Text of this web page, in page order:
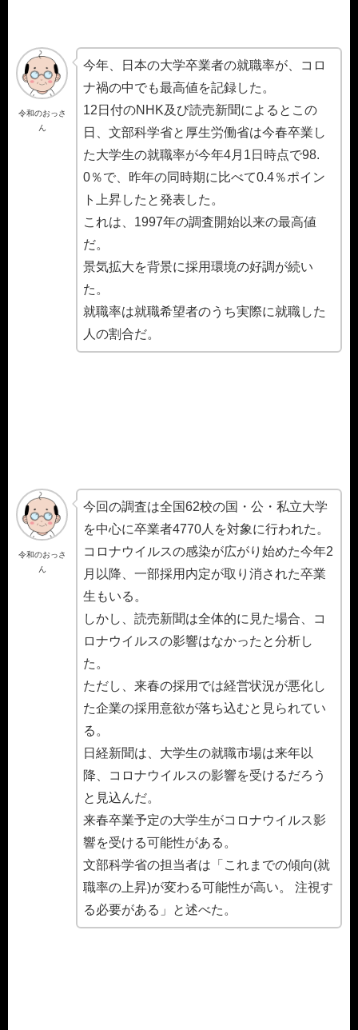
令和のおっさ
ん
今年、日本の大学卒業者の就職率が、コロ
ナ禍の中でも最高値を記録した。
12日付のNHK及び読売新聞によるとこの
日、文部科学省と厚生労働省は今春卒業し
た大学生の就職率が今年4月1日時点で98.
0％で、昨年の同時期に比べて0.4％ポイン
ト上昇したと発表した。
これは、1997年の調査開始以来の最高値
だ。
景気拡大を背景に採用環境の好調が続い
た。
就職率は就職希望者のうち実際に就職した
人の割合だ。
令和のおっさ
ん
今回の調査は全国62校の国・公・私立大学
を中心に卒業者4770人を対象に行われた。
コロナウイルスの感染が広がり始めた今年2
月以降、一部採用内定が取り消された卒業
生もいる。
しかし、読売新聞は全体的に見た場合、コ
ロナウイルスの影響はなかったと分析し
た。
ただし、来春の採用では経営状況が悪化し
た企業の採用意欲が落ち込むと見られてい
る。
日経新聞は、大学生の就職市場は来年以
降、コロナウイルスの影響を受けるだろう
と見込んだ。
来春卒業予定の大学生がコロナウイルス影
響を受ける可能性がある。
文部科学省の担当者は「これまでの傾向(就
職率の上昇)が変わる可能性が高い。 注視す
る必要がある」と述べた。